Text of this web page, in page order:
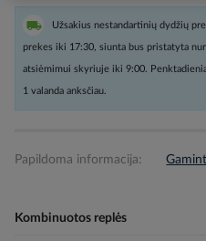
Užsakius nestandartinių dydžių
prekes iki 17:30, siunta bus pristatyta
atsiėmimui skyriuje iki 9:00.
1 valanda anksčiau.
Papildoma informacija:
Kombinuotos replės